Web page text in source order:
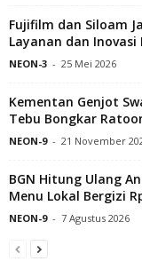
Fujifilm dan Siloam
Layanan dan Inovasi
NEON-3 - 25 Mei 2026
Kementan Genjot
Tebu Bongkar
NEON-9 - 21 November
BGN Hitung Ulang
Menu Lokal Bergizi
NEON-9 - 7 Agustus 2026